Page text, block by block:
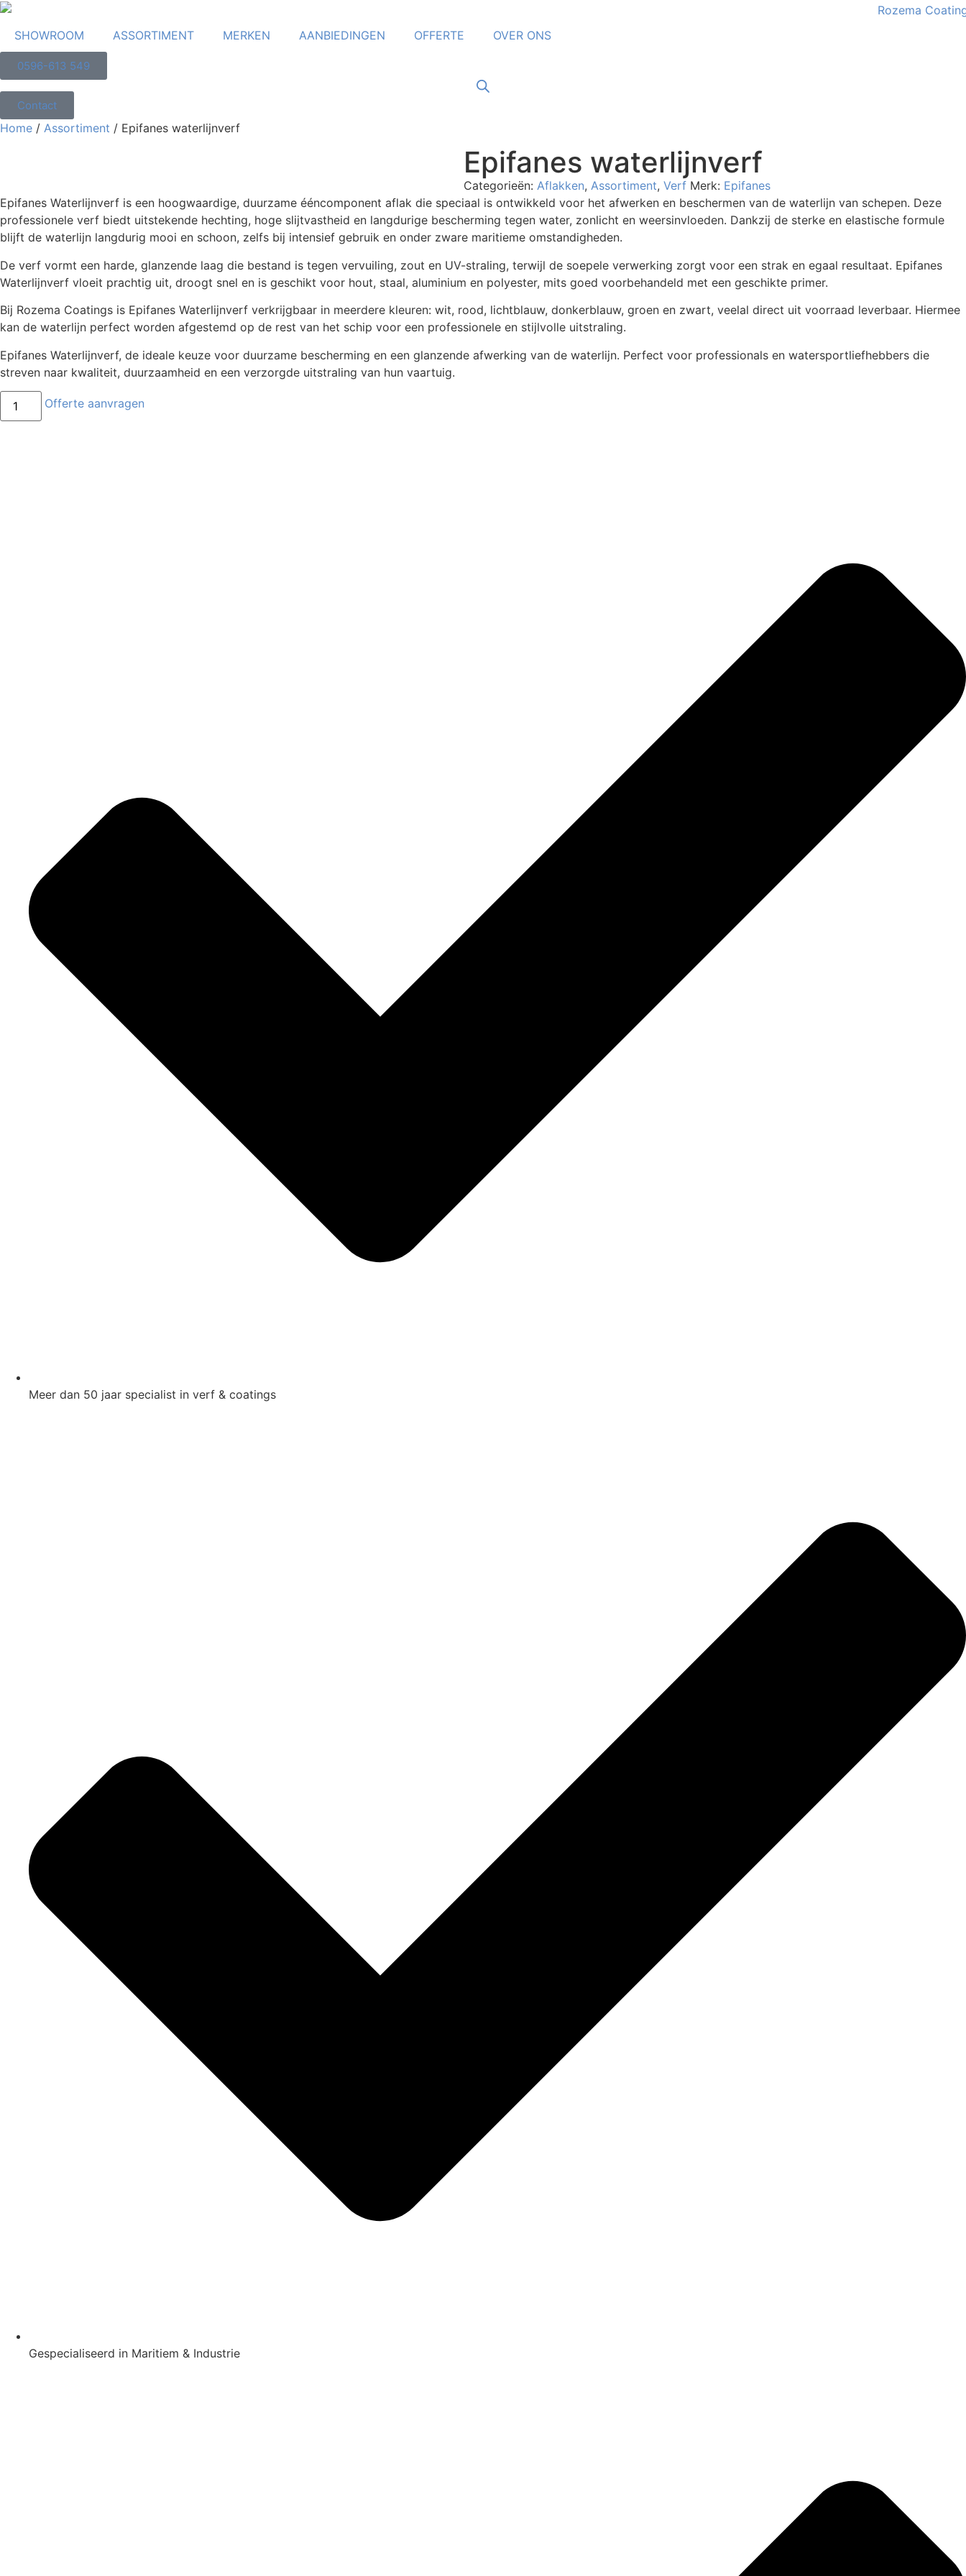
SHOWROOM ASSORTIMENT MERKEN AANBIEDINGEN OFFERTE OVER ONS
0596-613 549
Contact
Home / Assortiment / Epifanes waterlijnverf
Epifanes waterlijnverf
Categorieën: Aflakken,Assortiment,Verf Merk: Epifanes
Epifanes Waterlijnverf is een hoogwaardige, duurzame ééncomponent aflak die speciaal is ontwikkeld voor het afwerken en beschermen van de waterlijn van schepen. Deze
professionele verf biedt uitstekende hechting, hoge slijtvastheid en langdurige bescherming tegen water, zonlicht en weersinvloeden. Dankzij de sterke en elastische formule
blijft de waterlijn langdurig mooi en schoon, zelfs bij intensief gebruik en onder zware maritieme omstandigheden.
De verf vormt een harde, glanzende laag die bestand is tegen vervuiling, zout en UV-straling, terwijl de soepele verwerking zorgt voor een strak en egaal resultaat. Epifanes
Waterlijnverf vloeit prachtig uit, droogt snel en is geschikt voor hout, staal, aluminium en polyester, mits goed voorbehandeld met een geschikte primer.
Bij Rozema Coatings is Epifanes Waterlijnverf verkrijgbaar in meerdere kleuren: wit, rood, lichtblauw, donkerblauw, groen en zwart, veelal direct uit voorraad leverbaar. Hiermee
kan de waterlijn perfect worden afgestemd op de rest van het schip voor een professionele en stijlvolle uitstraling.
Epifanes Waterlijnverf, de ideale keuze voor duurzame bescherming en een glanzende afwerking van de waterlijn. Perfect voor professionals en watersportliefhebbers die
streven naar kwaliteit, duurzaamheid en een verzorgde uitstraling van hun vaartuig.
Offerte aanvragen
Meer dan 50 jaar specialist in verf & coatings
Gespecialiseerd in Maritiem & Industrie